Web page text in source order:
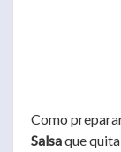
Como
Salsaque